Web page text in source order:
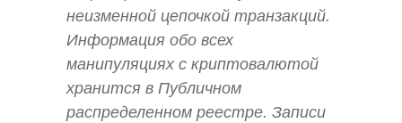
неизменной цепочкой транзакций.
Информация обо всех
манипуляциях с криптовалютой
хранится в Публичном
распределенном реестре. Записи